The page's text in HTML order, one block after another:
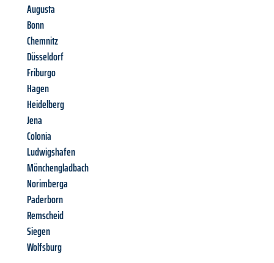
Augusta
Bonn
Chemnitz
Düsseldorf
Friburgo
Hagen
Heidelberg
Jena
Colonia
Ludwigshafen
Mönchengladbach
Norimberga
Paderborn
Remscheid
Siegen
Wolfsburg